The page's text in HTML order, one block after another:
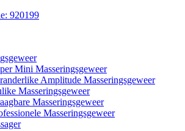
Mini Masseringsgeweer
Amplitude Masseringsgeweer
Masseringsgeweer
Masseringsgeweer
Masseringsgeweer